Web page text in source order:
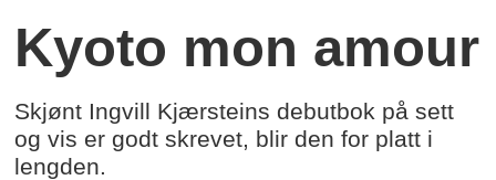
Kyoto mon amour
Skjønt Ingvill Kjærsteins debutbok på sett
og vis er godt skrevet, blir den for platt i
lengden.